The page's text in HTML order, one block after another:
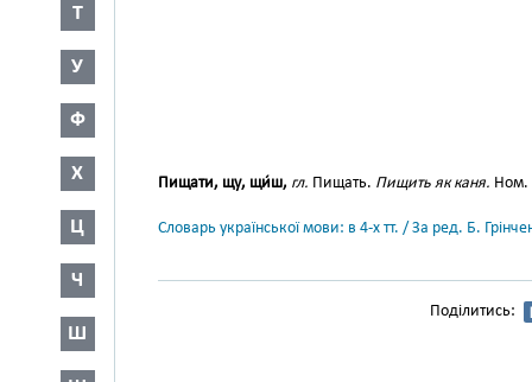
Т
У
Ф
Х
Ц
Ч
Ш
Пищати, щу, щи́ш, гл. Пищать. Пищить як каня. Ном.
Словарь української мови: в 4-х тт. / За ред. Б.
Поділитись: